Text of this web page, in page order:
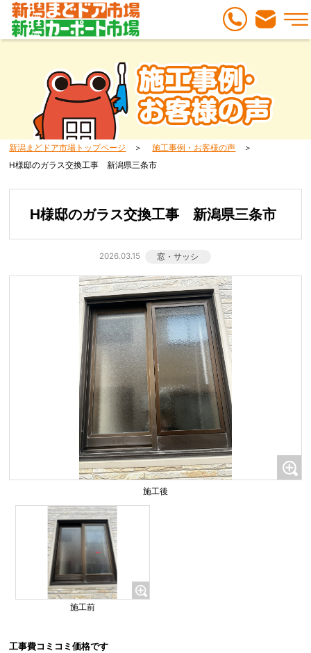
新潟まどドア市場トップページ
施工事例・お客様の声
H様邸のガラス交換工事 新潟県三条市
H様邸のガラス交換工事 新潟県三条市
2026.03.15 窓・サッシ
施工後
施工前
工事費コミコミ価格です